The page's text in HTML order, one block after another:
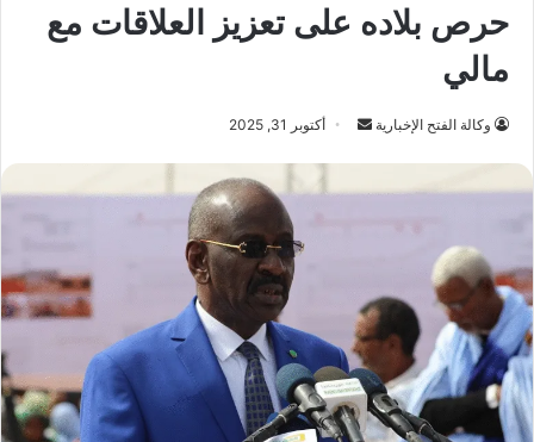
حرص بلاده على تعزيز العلاقات مع
مالي
وكالة الفتح الإخبارية
أرسل أكتوبر 31, 2025